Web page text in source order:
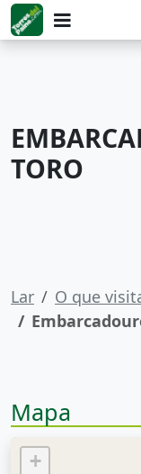
TORO
Lar O que
Mapa
+